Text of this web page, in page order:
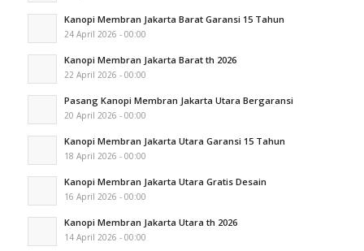
Kanopi Membran Jakarta Barat Garansi 15 Tahun
24 April 2026 - 00:00
Kanopi Membran Jakarta Barat th 2026
22 April 2026 - 00:00
Pasang Kanopi Membran Jakarta Utara Bergaransi
20 April 2026 - 00:00
Kanopi Membran Jakarta Utara Garansi 15 Tahun
18 April 2026 - 00:00
Kanopi Membran Jakarta Utara Gratis Desain
16 April 2026 - 00:00
Kanopi Membran Jakarta Utara th 2026
14 April 2026 - 00:00